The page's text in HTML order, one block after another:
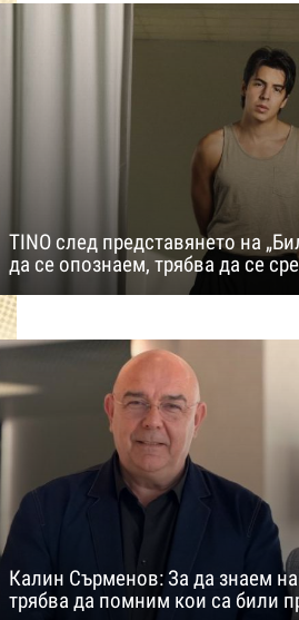
TINO след представянето на
да се опознаем, трябва да се
Калин Сърменов: За да знаем
трябва да помним кои са били